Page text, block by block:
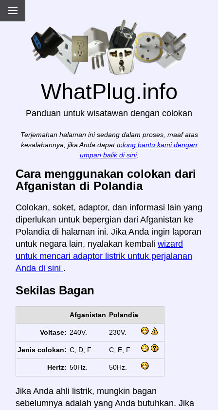
WhatPlug.info
Panduan untuk wisatawan dengan colokan
Terjemahan halaman ini sedang dalam proses, maaf atas
kesalahannya, jika Anda dapat tolong bantu kami dengan
umpan balik di sini.
Cara menggunakan colokan dari
Afganistan di Polandia
Colokan, soket, adaptor, dan informasi lain yang
diperlukan untuk bepergian dari Afganistan ke
Polandia di halaman ini. Jika Anda ingin laporan
untuk negara lain, nyalakan kembali wizard
untuk mencari adaptor listrik untuk perjalanan
Anda di sini .
Sekilas Bagan
Afganistan Polandia
Voltase: 240V. 230V.
Jenis colokan: C, D, F. C, E, F.
Hertz: 50Hz. 50Hz.
Jika Anda ahli listrik, mungkin bagan
sebelumnya adalah yang Anda butuhkan. Jika